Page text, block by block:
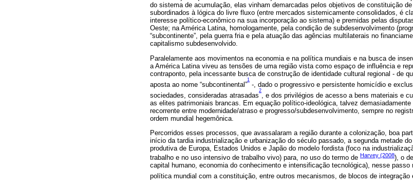
do sistema de acumulação, elas vinham demarcadas pelos objetivos de constituição
subordinados à lógica do livre fluxo (entre mercados sistemicamente consolidados, é
interesse político-econômico na sua incorporação ao sistema) e premidas pelas
Oeste; na América Latina, homologamente, pela condição de subdesenvolvimento
“subcontinente”, pela guerra fria e pela atuação das agências multilaterais no
capitalismo subdesenvolvido.
Paralelamente aos movimentos na economia e na política mundiais e na busca de
a América Latina viveu as tensões de uma região vista como espaço de influência e
contraponto, pela incessante busca de construção de identidade cultural regional - de
aposta ao nome “subcontinental”
1
-, dado o progressivo e persistente homicídio e
sociedades, consideradas atrasadas
2
, e dos privilégios de acesso a bens materiais e
as elites patrimoniais brancas. Em equação político-ideológica, talvez
recorrente entre modernidade/atraso e progresso/subdesenvolvimento, sempre no
ordem mundial hegemônica.
Percorridos esses processos, que avassalaram a região durante a colonização, boa
início da tardia industrialização e urbanização do século passado, a segunda metade
produtiva de Europa, Estados Unidos e Japão do modelo fordista (foco na
trabalho e no uso intensivo de trabalho vivo) para, no uso do termo de Harvey (2008), o
capital humano, economia do conhecimento e intensificação tecnológica), nesse passo
política mundial com a constituição, entre outros mecanismos, de blocos de integração